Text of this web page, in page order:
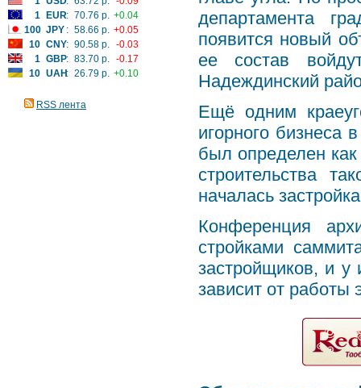
1
EUR: 70.76 р. +0.04
100 JPY : 58.66 р. +0.05
10 CNY: 90.58 р. -0.03
1 GBP: 83.70 р. -0.17
10 UAH: 26.79 р. +0.10
RSS лента
департамента
появится новый
ее состав
Надеждинский
Ещё одним
игорного
был определен
строительства
началась
Конференция
стройками
застройщиков, и у
зависит от работы